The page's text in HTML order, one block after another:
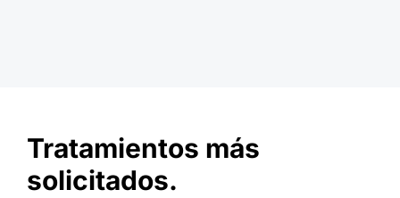
Tratamientos más
solicitados.